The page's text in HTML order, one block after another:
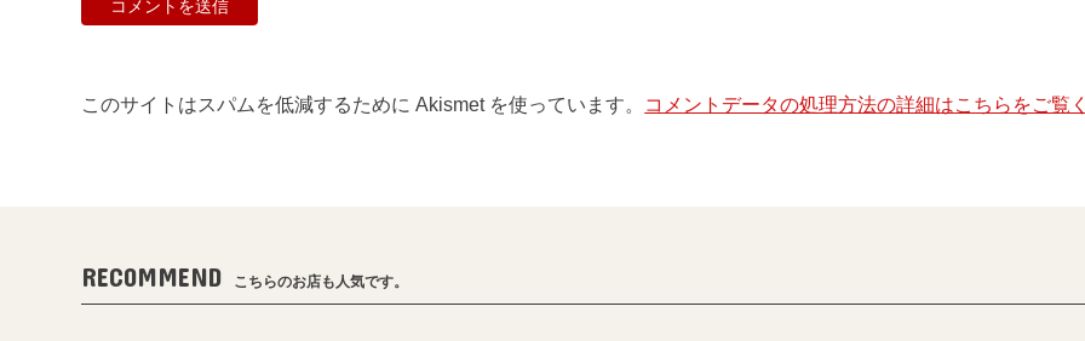
このサイトはスパムを低減するために Akismet を使っています。 コメントデータの処理方法の詳細はこちらをご覧
RECOMMEND こちらのお店も人気です。